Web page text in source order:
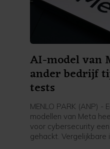
AI-model van
ander bedrijf
tests
MENLO PARK (ANP) -
modellen van Meta
voor cybersecurity
gehackt. Vergelijkbare